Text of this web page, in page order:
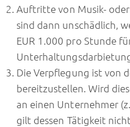
Auftritte von Musik-
sind dann unschädlich,
EUR 1.000 pro Stunde
Die Verpflegung ist von
bereitzustellen. Wird
an einen Unternehmer
gilt dessen Tätigkeit